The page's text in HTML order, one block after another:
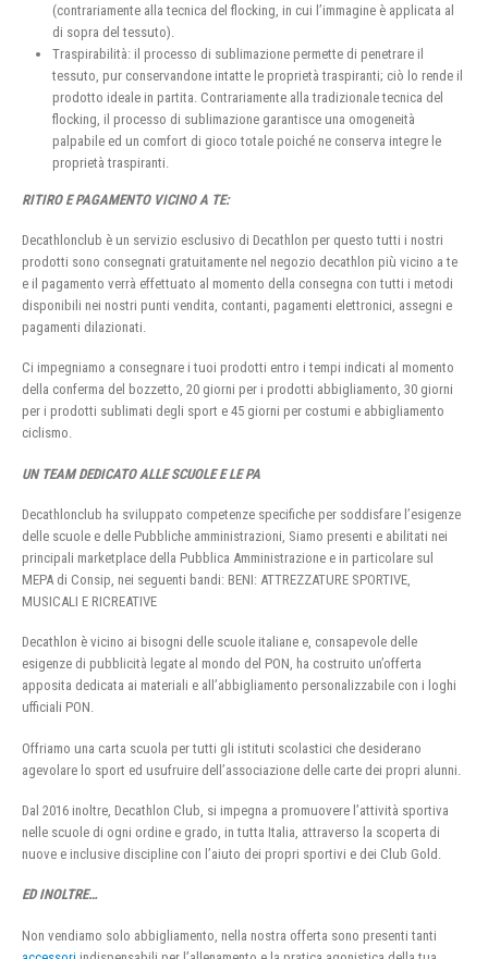
(contrariamente alla tecnica del flocking, in cui l’immagine è applicata al
di sopra del tessuto).
Traspirabilità: il processo di sublimazione permette di penetrare il
tessuto, pur conservandone intatte le proprietà traspiranti; ciò lo rende il
prodotto ideale in partita. Contrariamente alla tradizionale tecnica del
flocking, il processo di sublimazione garantisce una omogeneità
palpabile ed un comfort di gioco totale poiché ne conserva integre le
proprietà traspiranti.
RITIRO E PAGAMENTO VICINO A TE:
Decathlonclub è un servizio esclusivo di Decathlon per questo tutti i nostri
prodotti sono consegnati gratuitamente nel negozio decathlon più vicino a te
e il pagamento verrà effettuato al momento della consegna con tutti i metodi
disponibili nei nostri punti vendita, contanti, pagamenti elettronici, assegni e
pagamenti dilazionati.
Ci impegniamo a consegnare i tuoi prodotti entro i tempi indicati al momento
della conferma del bozzetto, 20 giorni per i prodotti abbigliamento, 30 giorni
per i prodotti sublimati degli sport e 45 giorni per costumi e abbigliamento
ciclismo.
UN TEAM DEDICATO ALLE SCUOLE E LE PA
Decathlonclub ha sviluppato competenze specifiche per soddisfare l’esigenze
delle scuole e delle Pubbliche amministrazioni, Siamo presenti e abilitati nei
principali marketplace della Pubblica Amministrazione e in particolare sul
MEPA di Consip, nei seguenti bandi: BENI: ATTREZZATURE SPORTIVE,
MUSICALI E RICREATIVE
Decathlon è vicino ai bisogni delle scuole italiane e, consapevole delle
esigenze di pubblicità legate al mondo del PON, ha costruito un’offerta
apposita dedicata ai materiali e all’abbigliamento personalizzabile con i loghi
ufficiali PON.
Offriamo una carta scuola per tutti gli istituti scolastici che desiderano
agevolare lo sport ed usufruire dell’associazione delle carte dei propri alunni.
Dal 2016 inoltre, Decathlon Club, si impegna a promuovere l’attività sportiva
nelle scuole di ogni ordine e grado, in tutta Italia, attraverso la scoperta di
nuove e inclusive discipline con l’aiuto dei propri sportivi e dei Club Gold.
ED INOLTRE…
Non vendiamo solo abbigliamento, nella nostra offerta sono presenti tanti